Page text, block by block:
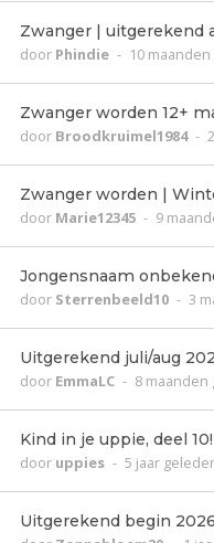
Zwanger | uitgerekend
door Phindie - 10
Zwanger worden 12+
door Broodkruimel1984 -
Zwanger worden |
door Marie12345 - 9
Jongensnaam
door Sterrenbeeld10 - 3
Uitgerekend juli/aug
door EmmaLC - 8 maanden
Kind in je uppie, deel 10!
door uppies - 5 jaar
Uitgerekend begin 2026